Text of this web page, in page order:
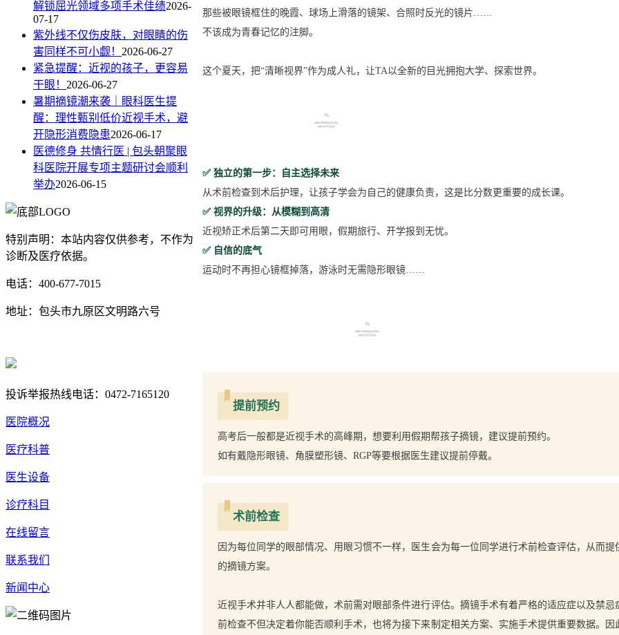
那些被眼镜框住的晚霞、球场上滑落的镜架、合照时反光的镜片……
不该成为青春记忆的注脚。
这个夏天，把“清晰视界”作为成人礼，让TA以全新的目光拥抱大学、探索世界。
✅ 独立的第一步：自主选择未来
从术前检查到术后护理，让孩子学会为自己的健康负责，这是比分数更重要的成长课。
✅ 视界的升级：从模糊到高清
近视矫正术后第二天即可用眼，假期旅行、开学报到无忧。
✅ 自信的底气
运动时不再担心镜框掉落，游泳时无需隐形眼镜……
提前预约
高考后一般都是近视手术的高峰期，想要利用假期帮孩子摘镜，建议提前预约。
如有戴隐形眼镜、角膜塑形镜、RGP等要根据医生建议提前停戴。
术前检查
因为每位同学的眼部情况、用眼习惯不一样，医生会为每一位同学进行术前检查评估，从而提
的摘镜方案。
近视手术并非人人都能做，术前需对眼部条件进行评估。摘镜手术有着严格的适应症以及禁忌
前检查不但决定着你能否顺利手术，也将为接下来制定相关方案、实施手术提供重要数据。因
解锁屈光领域多项手术佳绩2026-
07-17
紫外线不仅伤皮肤，对眼睛的伤
害同样不可小觑！ 2026-06-27
紧急提醒：近视的孩子，更容易
干眼！ 2026-06-27
暑期摘镜潮来袭｜眼科医生提
醒：理性甄别低价近视手术，避
开隐形消费隐患2026-06-17
医德修身 共情行医 | 包头朝聚眼
科医院开展专项主题研讨会顺利
举办2026-06-15
特别声明：本站内容仅供参考，不作为
诊断及医疗依据。
电话：400-677-7015
地址：包头市九原区文明路六号
投诉举报热线电话：0472-7165120
医院概况
医疗科普
医生设备
诊疗科目
在线留言
联系我们
新闻中心